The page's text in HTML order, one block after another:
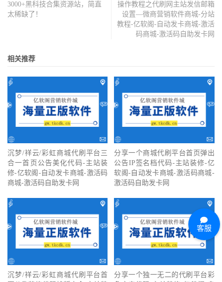
3000+黑科技合集资源站，简直
太稀缺了！
操作教程之代刷网主站发信邮箱
设置—微商营销软件商城-分站
教程-亿软阁-自动发卡商城-激活
码商城-激活码自助发卡网
相关推荐
沉梦/祥云/彩虹商城代刷平台三
合一首页公告美化代码-主站装
修-亿软阁-自动发卡商城-激活码
商城-激活码自助发卡网
分享一个商城代刷平台首页弹出
公告IP签名档代码-主站装修-亿
软阁-自动发卡商城-激活码商城-
激活码自助发卡网
沉梦/祥云/彩虹商城代刷平台首
分享一个独一无二的代刷平台彩
客服